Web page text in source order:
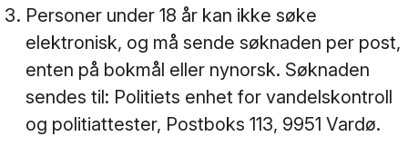
Personer under 18 år kan ikke søke
elektronisk, og må sende søknaden per post,
enten på bokmål eller nynorsk. Søknaden
sendes til: Politiets enhet for vandelskontroll
og politiattester, Postboks 113, 9951 Vardø.